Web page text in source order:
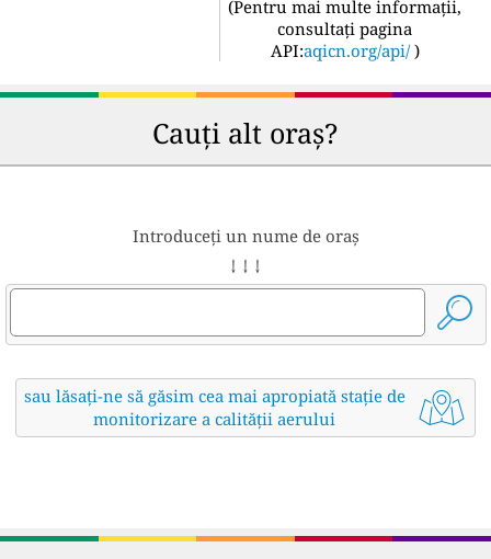
(Pentru mai multe informații,
consultați pagina
API:aqicn.org/api/ )
Cauți alt oraș?
Introduceți un nume de oraș
↓ ↓ ↓
sau lăsați-ne să găsim cea mai apropiată stație de
monitorizare a calității aerului